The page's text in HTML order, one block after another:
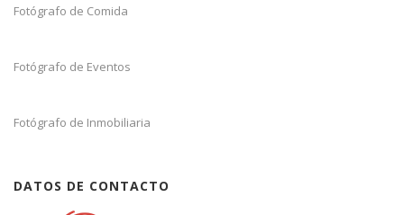
Fotógrafo de Comida
Fotógrafo de Eventos
Fotógrafo de Inmobiliaria
DATOS DE CONTACTO